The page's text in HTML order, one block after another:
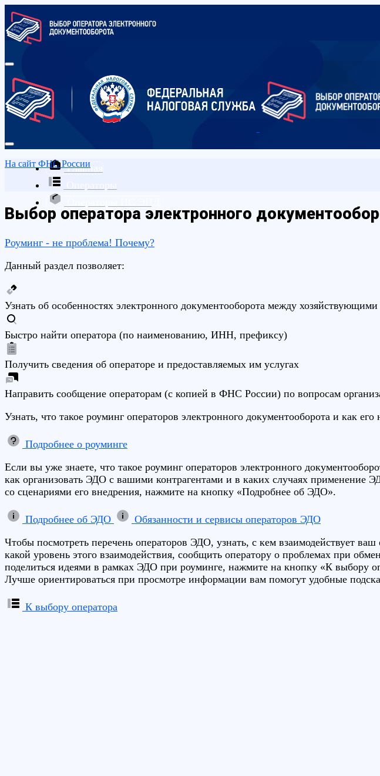
Главная
На сайт ФНС России
Выбор оператора электронного
Роуминг - не проблема! Почему?
Данный раздел позволяет:
Узнать об особенностях электронного документооборота между
Быстро найти оператора (по наименованию, ИНН, префиксу)
Получить сведения об операторе и предоставляемых им услугах
Направить сообщение операторам (с копией в ФНС России) по вопросам
Узнать, что такое роуминг операторов электронного документооборота и как
Подробнее о роуминге
Если вы уже знаете, что такое роуминг операторов электронного
как организовать ЭДО с вашими контрагентами и в каких случаях применение
со сценариями его внедрения, нажмите на кнопку «Подробнее об ЭДО».
Подробнее об ЭДО
Обязанности и сервисы операторов ЭДО
Чтобы посмотреть перечень операторов ЭДО, узнать, с кем взаимодействует
какой уровень этого взаимодействия, сообщить оператору о проблемах при
поделиться идеями в рамках ЭДО при роуминге, нажмите на кнопку «К выбору
Лучше ориентироваться при просмотре информации вам помогут удобные
К выбору оператора